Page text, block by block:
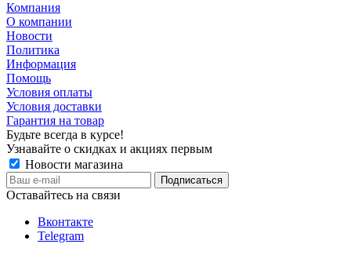
Компания
О компании
Новости
Политика
Информация
Помощь
Условия оплаты
Условия доставки
Гарантия на товар
Будьте всегда в курсе!
Узнавайте о скидках и акциях первым
Новости магазина
Оставайтесь на связи
Вконтакте
Telegram